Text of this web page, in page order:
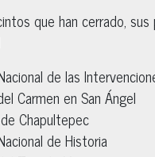
que han cerrado,
de las
Carmen en San Ángel
Chapultepec
de Historia